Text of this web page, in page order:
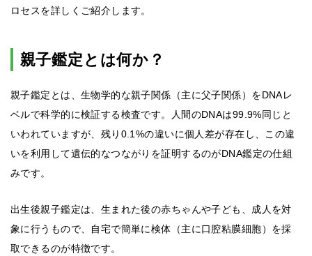
ロセスを詳しくご紹介します。
親子鑑定とは何か？
親子鑑定とは、生物学的な親子関係（主に父子関係）をDNAレ
ベルで科学的に検証する検査です。人間のDNAは99.9%同じと
いわれていますが、残り0.1%の違いに個人差が存在し、この違
いを利用して遺伝的なつながりを証明するのがDNA鑑定の仕組
みです。
出生後親子鑑定は、生まれた後の赤ちゃんや子ども、成人を対
象に行うもので、自宅で簡単に検体（主に口腔粘膜細胞）を採
取できるのが特徴です。